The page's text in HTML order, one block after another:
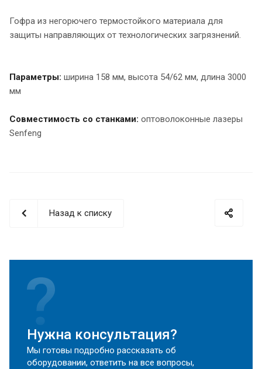
Гофра из негорючего термостойкого материала для
защиты направляющих от технологических загрязнений.
Параметры: ширина 158 мм, высота 54/62 мм, длина 3000
мм
Совместимость со станками: оптоволоконные лазеры
Senfeng
Назад к списку
Нужна консультация?
Мы готовы подробно рассказать об
оборудовании, ответить на все вопросы,